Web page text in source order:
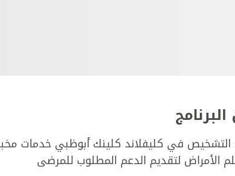
في كليفلاند كلينك أبوظبي خدمات
الأمراض لتقديم الدعم المطلوب للمرضى